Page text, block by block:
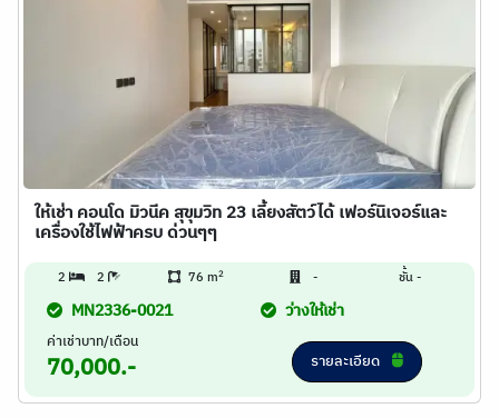
ให้เช่า คอนโด มิวนีค สุขุมวิท 23 เลี้ยงสัตว์ได้ เฟอร์นิเจอร์และ
เครื่องใช้ไฟฟ้าครบ ด่วนๆๆ
2 2 76 m2 - ชั้น -
MN2336-0021 ว่างให้เช่า
ค่าเช่าบาท/เดือน
70,000.- รายละเอียด